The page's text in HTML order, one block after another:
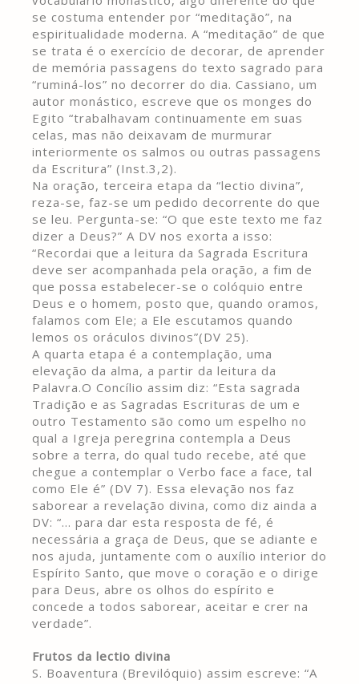
se costuma entender por “meditação”, na
espiritualidade moderna. A “meditação” de que
se trata é o exercício de decorar, de aprender
de memória passagens do texto sagrado para
“ruminá-los” no decorrer do dia. Cassiano, um
autor monástico, escreve que os monges do
Egito “trabalhavam continuamente em suas
celas, mas não deixavam de murmurar
interiormente os salmos ou outras passagens
da Escritura” (Inst.3,2).
Na oração, terceira etapa da “lectio divina”,
reza-se, faz-se um pedido decorrente do que
se leu. Pergunta-se: “O que este texto me faz
dizer a Deus?” A DV nos exorta a isso:
“Recordai que a leitura da Sagrada Escritura
deve ser acompanhada pela oração, a fim de
que possa estabelecer-se o colóquio entre
Deus e o homem, posto que, quando oramos,
falamos com Ele; a Ele escutamos quando
lemos os oráculos divinos”(DV 25).
A quarta etapa é a contemplação, uma
elevação da alma, a partir da leitura da
Palavra.O Concílio assim diz: “Esta sagrada
Tradição e as Sagradas Escrituras de um e
outro Testamento são como um espelho no
qual a Igreja peregrina contempla a Deus
sobre a terra, do qual tudo recebe, até que
chegue a contemplar o Verbo face a face, tal
como Ele é” (DV 7). Essa elevação nos faz
saborear a revelação divina, como diz ainda a
DV: “… para dar esta resposta de fé, é
necessária a graça de Deus, que se adiante e
nos ajuda, juntamente com o auxílio interior do
Espírito Santo, que move o coração e o dirige
para Deus, abre os olhos do espírito e
concede a todos saborear, aceitar e crer na
verdade”.
Frutos da lectio divina
S. Boaventura (Brevilóquio) assim escreve: “A